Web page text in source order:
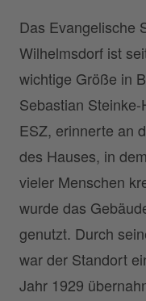
Das Evangelische
Wilhelmsdorf ist
wichtige Größe in
Sebastian
ESZ, erinnerte an
des Hauses, in
vieler Menschen
wurde das
genutzt. Durch
war der Standort
Jahr 1929